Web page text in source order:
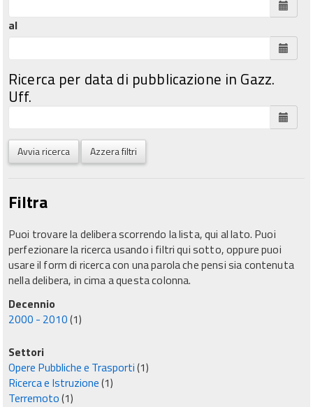
al
Ricerca per data di pubblicazione in Gazz.
Uff.
Avvia ricerca Azzera filtri
Filtra
Puoi trovare la delibera scorrendo la lista, qui al lato. Puoi
perfezionare la ricerca usando i filtri qui sotto, oppure puoi
usare il form di ricerca con una parola che pensi sia contenuta
nella delibera, in cima a questa colonna.
Decennio
2000 - 2010(1)
Settori
Opere Pubbliche e Trasporti(1)
Ricerca e Istruzione(1)
Terremoto(1)